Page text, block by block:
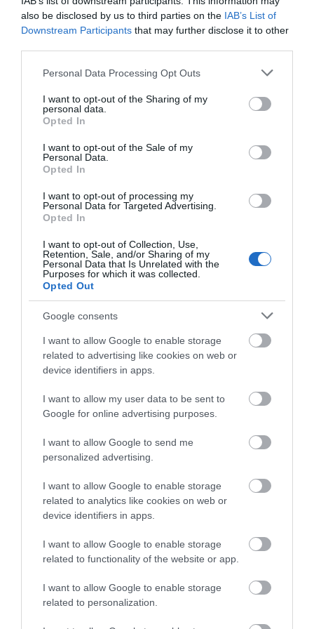
also be disclosed by us to third parties on the IAB’s List of
Downstream Participants that may further disclose it to other
Please note that this website/app uses one or more Google
not limited to your visit or usage behaviour. You may click to
grant or deny consent to Google and its third-party tags to
use your data for below specified purposes in below Google
consent section.
Personal Data Processing Opt Outs
I want to opt-out of the Sharing of my
personal data.
Opted In
I want to opt-out of the Sale of my
Personal Data.
Opted In
I want to opt-out of processing my
Personal Data for Targeted Advertising.
Opted In
I want to opt-out of Collection, Use,
Retention, Sale, and/or Sharing of my
Personal Data that Is Unrelated with the
Purposes for which it was collected.
Opted Out
Google consents
I want to allow Google to enable storage
related to advertising like cookies on web or
device identifiers in apps.
I want to allow my user data to be sent to
Google for online advertising purposes.
I want to allow Google to send me
personalized advertising.
I want to allow Google to enable storage
related to analytics like cookies on web or
device identifiers in apps.
I want to allow Google to enable storage
related to functionality of the website or app.
I want to allow Google to enable storage
related to personalization.
Έσπασαν πιάτα στο κεφάλι του
Αταμάν – Βίντεο από τη Σύμη
06.08.2026 | 19:40
Φωτιά στη Σκύρο: Συνεχίζει να
μαρτυρία – Νέες εικόνες και
βίντεο
Ξεκινάει τεράστιο έργο αξίας
2.425.000€ στην Εύβοια – Δείτε
06.08.2026 | 19:20
της Ευρώπης κατασκευάζεται
στην Ελλάδα – Πού θα γίνει
06.08.2026 | 19:00
Συγκίνηση στην Εύβοια: Νέοι από
τη Ρουμανία συνόδευσαν την Ιερή
Εικόνα
06.08.2026 | 18:40
καλώδια – Οι συνεργοί του τον
εγκατέλειψαν
Πανικός σε πανηγύρι της Εύβοιας:
06.08.2026 | 18:00
ενισχύσεις στο Νησί – Τώρα
πυροσβεστικά στο λιμάνι της
06.08.2026 | 17:40
Όλες οι τελευταίες ειδήσεις
ΠΕΡΙΣΣΟΤΕΡΑ ΑΠΟ ΕΙΔΗΣΕΙΣ ΕΥΒΟΙΑ
Θρήνος στην Εύβοια:
Έφυγε από τη ζωή ο
37χρονος που είχε
τροχαίο με
αγριογούρουνο
Νέο σοβαρό τροχαίο
στην Εύβοια: Τούμπαρε
αυτοκίνητο
Φωτιά στη Σκύρο:
Συνεχίζει να καίει στο
Ξεκινάει τεράστιο
στην Εύβοια – Δείτε